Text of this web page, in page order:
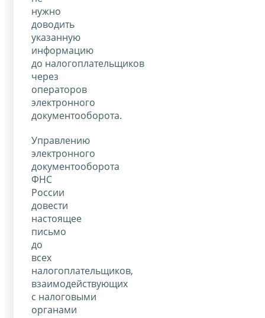
нужно
доводить
указанную
информацию
до налогоплательщиков
через
операторов
электронного
документооборота.
Управлению
электронного
документооборота
ФНС
России
довести
настоящее
письмо
до
всех
налогоплательщиков,
взаимодействующих
с налоговыми
органами